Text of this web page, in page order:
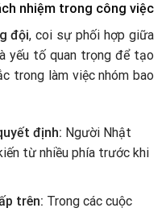
nhiệm trong công việc
đội, coi sự phối hợp giữa
yếu tố quan trọng để tạo
trong làm việc nhóm bao
định: Người Nhật
từ nhiều phía trước khi
trên: Trong các cuộc